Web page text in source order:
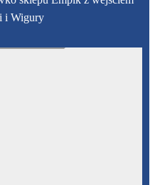
i Wigury